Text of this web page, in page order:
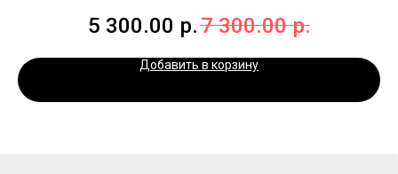
5 300.00 р.7 300.00 р.
Добавить в корзину